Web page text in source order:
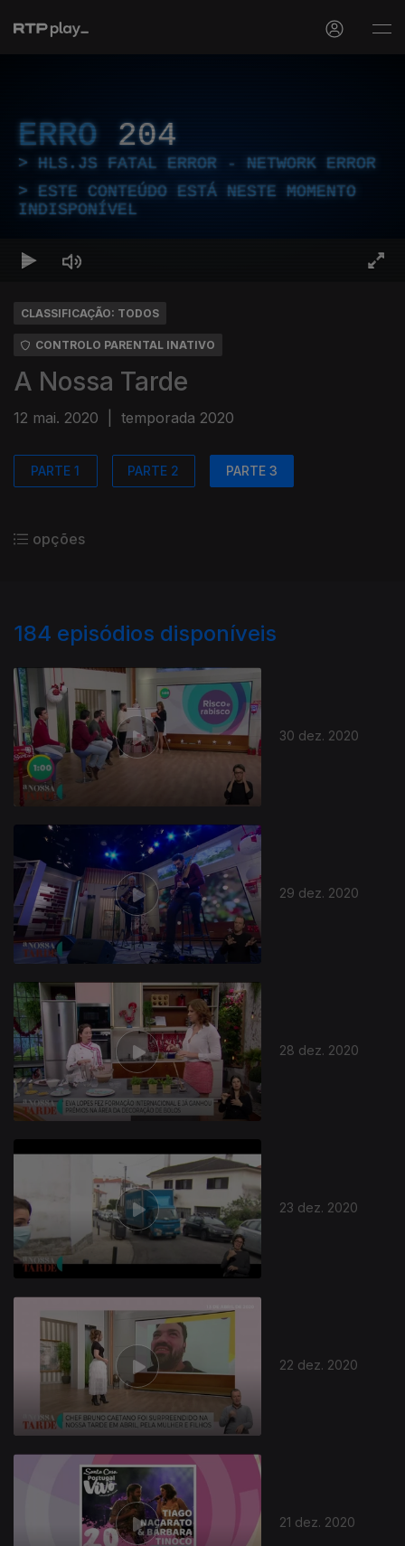
ERRO 204
HLS.JS FATAL ERROR - NETWORK ERROR
ESTE CONTEÚDO ESTÁ NESTE MOMENTO
INDISPONÍVEL
CLASSIFICAÇÃO: TODOS
CONTROLO PARENTAL INATIVO
A Nossa Tarde
12 mai. 2020 temporada 2020
PARTE 1 PARTE 2 PARTE 3
opções
184 episódios disponíveis
30 dez. 2020
29 dez. 2020
28 dez. 2020
23 dez. 2020
22 dez. 2020
21 dez. 2020